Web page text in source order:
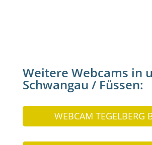
Weitere Webcams in
Schwangau / Füssen:
WEBCAM TEGELBERG